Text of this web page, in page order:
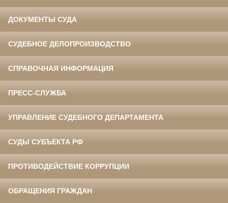
ДОКУМЕНТЫ СУДА
СУДЕБНОЕ ДЕЛОПРОИЗВОДСТВО
СПРАВОЧНАЯ ИНФОРМАЦИЯ
ПРЕСС-СЛУЖБА
УПРАВЛЕНИЕ СУДЕБНОГО ДЕПАРТАМЕНТА
СУДЫ СУБЪЕКТА РФ
ПРОТИВОДЕЙСТВИЕ КОРРУПЦИИ
ОБРАЩЕНИЯ ГРАЖДАН